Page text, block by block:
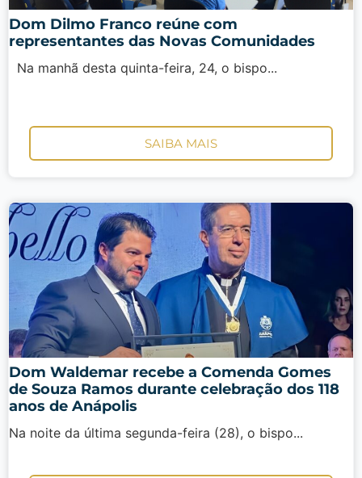
Dom Dilmo Franco reúne com
representantes das Novas Comunidades
Na manhã desta quinta-feira, 24, o bispo...
SAIBA MAIS
Dom Waldemar recebe a Comenda Gomes
de Souza Ramos durante celebração dos 118
anos de Anápolis
Na noite da última segunda-feira (28), o bispo...